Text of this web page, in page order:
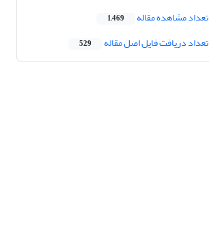
تعداد مشاهده مقاله 1,469
تعداد دریافت فایل اصل مقاله 529